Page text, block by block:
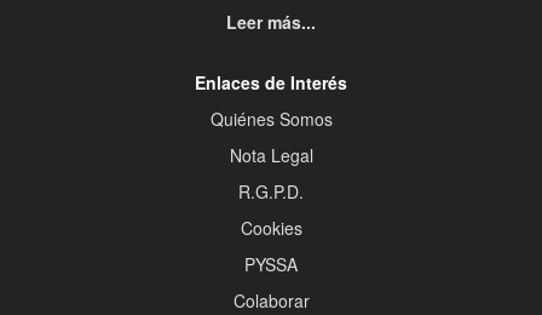
Leer más...
Enlaces de Interés
Quiénes Somos
Nota Legal
R.G.P.D.
Cookies
PYSSA
Colaborar